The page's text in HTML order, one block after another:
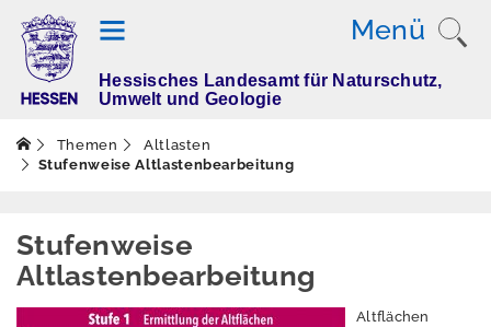
Menü
T
e
m
Altlasten
Hessisches Landesamt für Naturschutz,
Umwelt und Geologie
Themen
Altlasten
Stufenweise Altlastenbearbeitung
Stufenweise
Altlastenbearbeitung
Altflächen